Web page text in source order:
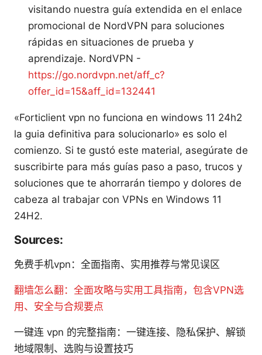
visitando nuestra guía extendida en el enlace
promocional de NordVPN para soluciones
rápidas en situaciones de prueba y
aprendizaje. NordVPN -
https://go.nordvpn.net/aff_c?
offer_id=15&aff_id=132441
«Forticlient vpn no funciona en windows 11 24h2
la guia definitiva para solucionarlo» es solo el
comienzo. Si te gustó este material, asegúrate de
suscribirte para más guías paso a paso, trucos y
soluciones que te ahorrarán tiempo y dolores de
cabeza al trabajar con VPNs en Windows 11
24H2.
Sources:
免费手机vpn：全面指南、实用推荐与常见误区
翻墙怎么翻：全面攻略与实用工具指南，包含VPN选
用、安全与合规要点
一键连 vpn 的完整指南：一键连接、隐私保护、解锁
地域限制、选购与设置技巧